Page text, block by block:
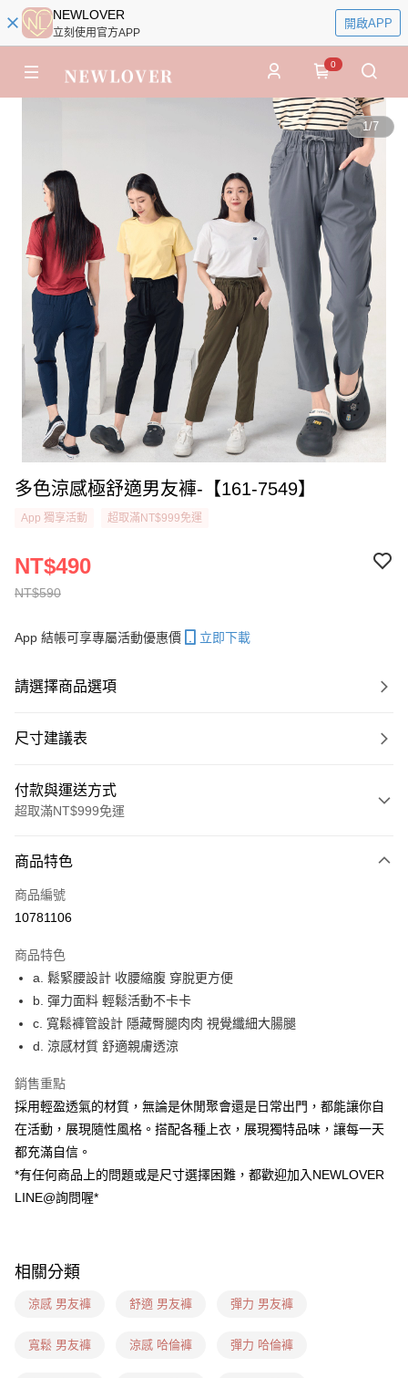
NEWLOVER
立刻使用官方APP
開啟APP
0
1/7
多色涼感極舒適男友褲-【161-7549】
App 獨享活動 超取滿NT$999免運
NT$590
NT$490
App 結帳可享專屬活動優惠價 立即下載
請選擇商品選項
尺寸建議表
付款與運送方式
超取滿NT$999免運
信用卡一次付款
超商取貨付款
ATM付款
貨到付款
運送方式
貨到付款
每筆NT$60，滿NT$999(含以上)免運費
全家(信用卡、多元支付)
7-11(貨到付款)
每筆NT$60，滿NT$1,599(含以上)免運費
每筆NT$100，滿NT$1,899(含以上)免運費
商品特色
商品編號
10781106
商品特色
a. 鬆緊腰設計 收腰縮腹 穿脫更方便
b. 彈力面料 輕鬆活動不卡卡
c. 寬鬆褲管設計 隱藏臀腿肉肉 視覺纖細大腸腿
d. 涼感材質 舒適親膚透涼
銷售重點
採用輕盈透氣的材質，無論是休閒聚會還是日常出門，都能讓你自
在活動，展現隨性風格。搭配各種上衣，展現獨特品味，讓每一天
都充滿自信。
*有任何商品上的問題或是尺寸選擇困難，都歡迎加入NEWLOVER
LINE@詢問喔*
相關分類
涼感 男友褲 舒適 男友褲 彈力 男友褲
寬鬆 男友褲 涼感 哈倫褲 彈力 哈倫褲